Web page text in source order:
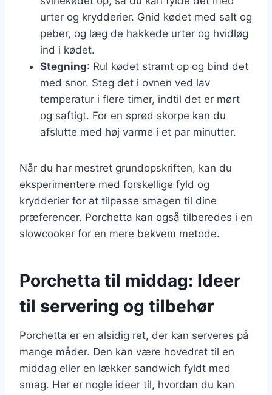
urter og krydderier. Gnid kødet med salt og
peber, og læg de hakkede urter og hvidløg
ind i kødet.
Stegning: Rul kødet stramt op og bind det
med snor. Steg det i ovnen ved lav
temperatur i flere timer, indtil det er mørt
og saftigt. For en sprød skorpe kan du
afslutte med høj varme i et par minutter.
Når du har mestret grundopskriften, kan du
eksperimentere med forskellige fyld og
krydderier for at tilpasse smagen til dine
præferencer. Porchetta kan også tilberedes i en
slowcooker for en mere bekvem metode.
Porchetta til middag: Ideer
til servering og tilbehør
Porchetta er en alsidig ret, der kan serveres på
mange måder. Den kan være hovedret til en
middag eller en lækker sandwich fyldt med
smag. Her er nogle ideer til, hvordan du kan